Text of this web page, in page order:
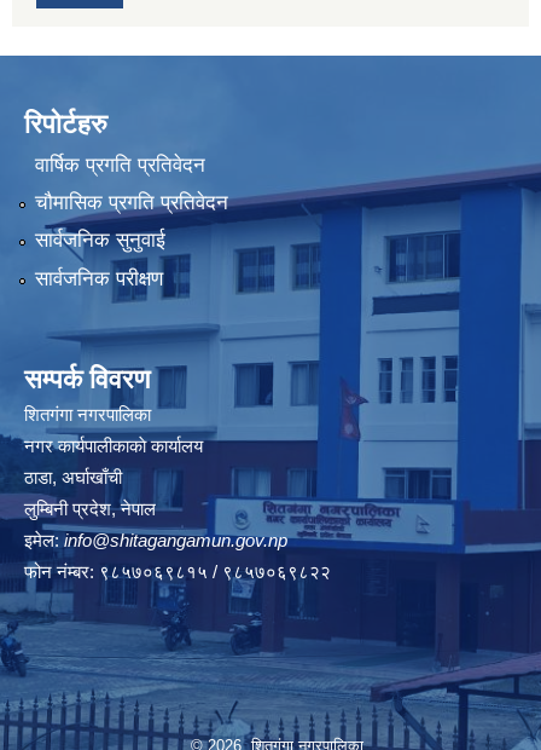
रिपोर्टहरु
वार्षिक प्रगति प्रतिवेदन
चौमासिक प्रगति प्रतिवेदन
सार्वजनिक सुनुवाई
सार्वजनिक परीक्षण
सम्पर्क विवरण
शितगंगा नगरपालिका
नगर कार्यपालीकाकाे कार्यालय
ठाडा, अर्घाखाँची
लुम्बिनी प्रदेश, नेपाल
इमेल: info@shitagangamun.gov.np
फोन नंम्बर: ९८५७०६९८१५ / ९८५७०६९८२२
© 2026 शितगंगा नगरपालिका